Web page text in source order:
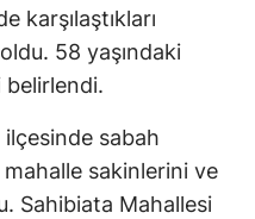
karşılaştıkları
58 yaşındaki
belirlendi.
ilçesinde sabah
sakinlerini ve
Sahibiata Mahallesi